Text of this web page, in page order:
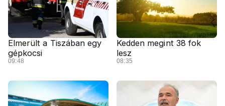
Elmerült a Tiszában egy
gépkocsi
09:48
Kedden megint 38 fok
lesz
08:35